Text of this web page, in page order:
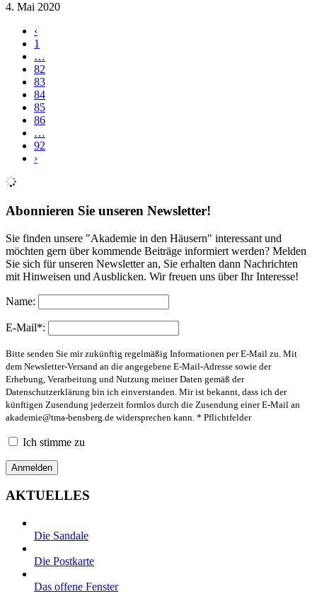
4. Mai 2020
‹
1
…
82
83
84
85
86
…
92
›
Abonnieren Sie unseren Newsletter!
Sie finden unsere "Akademie in den Häusern" interessant und
möchten gern über kommende Beiträge informiert werden? Melden
Sie sich für unseren Newsletter an, Sie erhalten dann Nachrichten
mit Hinweisen und Ausblicken. Wir freuen uns über Ihr Interesse!
Name:
E-Mail*:
Bitte senden Sie mir zukünftig regelmäßig Informationen per E-Mail zu. Mit
dem Newsletter-Versand an die angegebene E-Mail-Adresse sowie der
Erhebung, Verarbeitung und Nutzung meiner Daten gemäß der
Datenschutzerklärung bin ich einverstanden. Mir ist bekannt, dass ich der
künftigen Zusendung jederzeit formlos durch die Zusendung einer E-Mail an
akademie@tma-bensberg.de widersprechen kann. * Pflichtfelder
Ich stimme zu
AKTUELLES
Die Sandale
Die Postkarte
Das offene Fenster